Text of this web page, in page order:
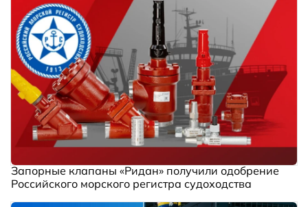
Запорные клапаны «Ридан» получили одобрение
Российского морского регистра судоходства